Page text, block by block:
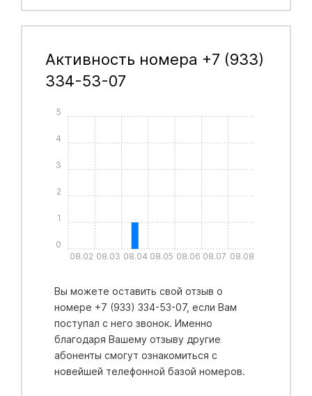
Активность номера +7 (933)
334-53-07
08.02 08.03 08.04 08.05 08.06 08.07 08.08
0
1
2
3
4
5
Вы можете оставить свой отзыв о
номере +7 (933) 334-53-07, если Вам
поступал с него звонок. Именно
благодаря Вашему отзыву другие
абоненты смогут ознакомиться с
новейшей телефонной базой номеров.